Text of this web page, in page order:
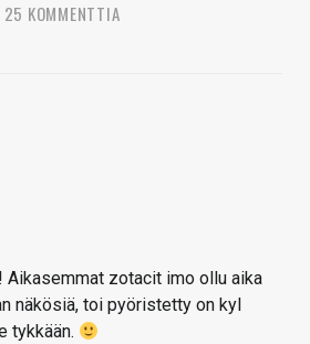
25 KOMMENTTIA
Aikasemmat zotacit imo ollu aika
näkösiä, toi pyöristetty on kyl
tykkään.